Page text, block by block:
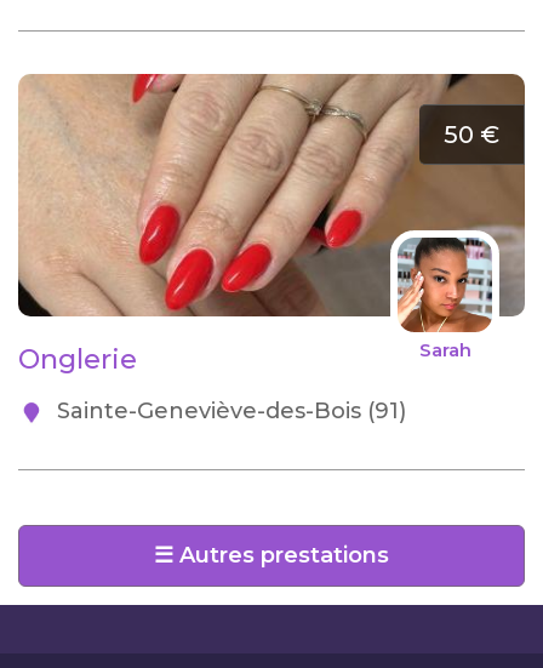
50 €
Sarah
Onglerie
Sainte-Geneviève-des-Bois (91)
☰ Autres prestations